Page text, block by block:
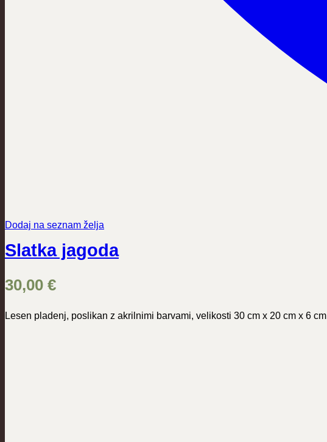
Dodaj na seznam želja
Slatka jagoda
30,00 €
Lesen pladenj, poslikan z akrilnimi barvami, velikosti 30 cm x 20 cm x 6 cm